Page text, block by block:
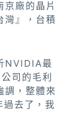
廠的晶片
灣』，台積
NVIDIA最
司的毛利
調，整體來
去了，我